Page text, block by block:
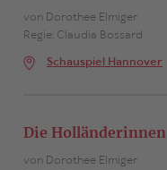
von Dorothee Elmiger
Regie: Claudia Bossard
Schauspiel Hannover
Die Holländerinnen
von Dorothee Elmiger